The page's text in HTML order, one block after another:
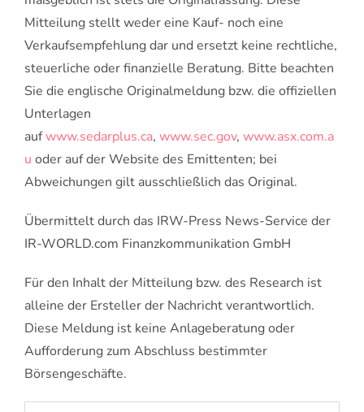
Mitteilung stellt weder eine Kauf- noch eine
Verkaufsempfehlung dar und ersetzt keine rechtliche,
steuerliche oder finanzielle Beratung. Bitte beachten
Sie die englische Originalmeldung bzw. die offiziellen
Unterlagen
aufwww.sedarplus.ca, www.sec.gov, www.asx.com.a
u oder auf der Website des Emittenten; bei
Abweichungen gilt ausschließlich das Original.
Übermittelt durch das IRW-Press News-Service der
IR-WORLD.com Finanzkommunikation GmbH
Für den Inhalt der Mitteilung bzw. des Research ist
alleine der Ersteller der Nachricht verantwortlich.
Diese Meldung ist keine Anlageberatung oder
Aufforderung zum Abschluss bestimmter
Börsengeschäfte.